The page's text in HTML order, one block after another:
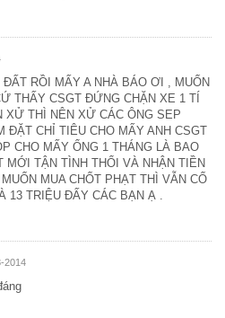
RỒI MẤY A NHÀ BÁO ƠI , MUỐN
THẤY CSGT ĐỨNG CHẶN XE 1 TÍ
XỬ THÌ NÊN XỬ CÁC ÔNG SEP
ĐẶT CHỈ TIÊU CHO MẤY ANH CSGT
CHO MẤY ỔNG 1 THÁNG LÀ BAO
MỚI TẬN TÌNH THỔI VÀ NHẬN TIỀN
MUA CHỐT PHẠT THÌ VẪN CỐ
13 TRIỆU ĐẤY CÁC BẠN Ạ .
2014